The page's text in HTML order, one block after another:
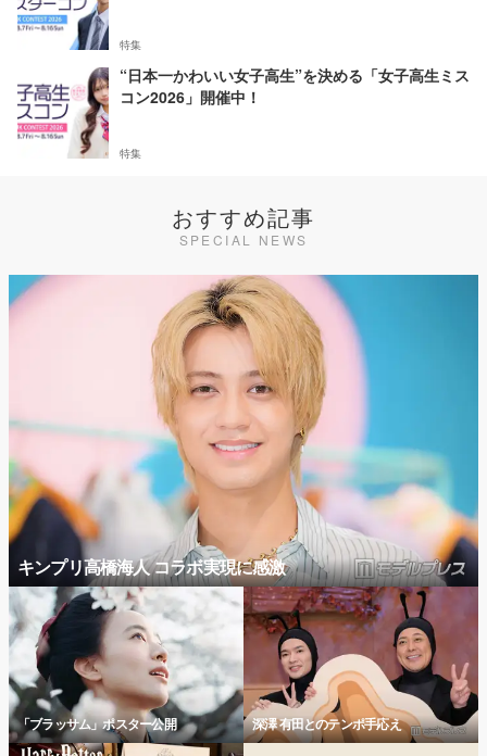
特集
“日本一かわいい女子高生”を決める「女子高生ミス
コン2026」開催中！
特集
おすすめ記事
SPECIAL NEWS
キンプリ高橋海人 コラボ実現に感激
「ブラッサム」ポスター公開 深澤 有田とのテンポ手応え